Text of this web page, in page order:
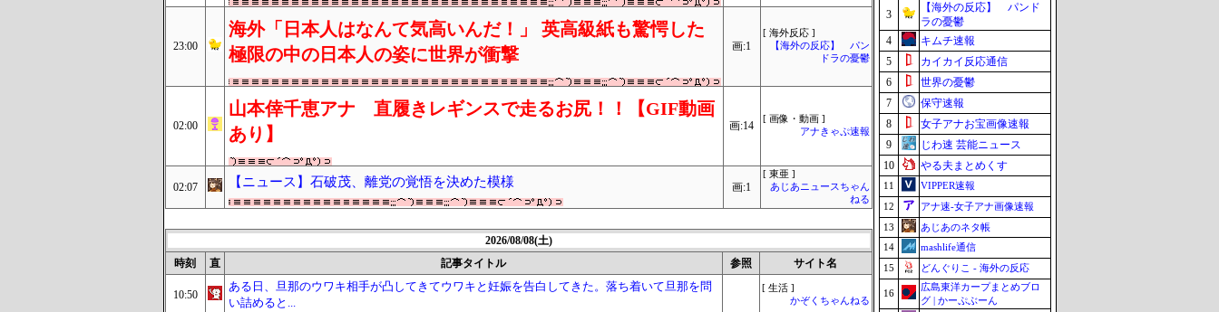
23:00
海外「日本人はなんて気高いんだ！」 英高級紙も驚愕した
極限の中の日本人の姿に世界が衝撃
画:1
[ 海外反応 ]
【海外の反応】 パン
ドラの憂鬱
02:00
山本倖千恵アナ 直履きレギンスで走るお尻！！【GIF動画
あり】
画:14
[ 画像・動画 ]
アナきゃぷ速報
02:07 【ニュース】石破茂、離党の覚悟を決めた模様 画:1
[ 東亜 ]
あじあニュースちゃん
ねる
2026/08/08(土)
時刻
直 記事タイトル 参照 サイト名
10:50
ある日、旦那のウワキ相手が凸してきてウワキと妊娠を告白してきた。落ち着いて旦那を問
い詰めると...
[ 生活 ]
かぞくちゃんねる
3
【海外の反応】 パンド
ラの憂鬱
4
キムチ速報
5
カイカイ反応通信
6
世界の憂鬱
7
保守速報
8
女子アナお宝画像速報
9
じわ速 芸能ニュース
10
やる夫まとめくす
11
VIPPER速報
12
アナ速‐女子アナ画像速報
13
あじあのネタ帳
14
mashlife通信
15
どんぐりこ - 海外の反応
16
広島東洋カープまとめブロ
グ | かーぷぶーん